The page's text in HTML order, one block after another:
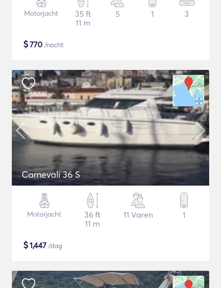
Motorjacht
35 ft
11 m
5 1 3
$770 /nacht
Carnevali 36 S
Motorjacht
36 ft
11 m
11 Varen 1
$1,447 /dag